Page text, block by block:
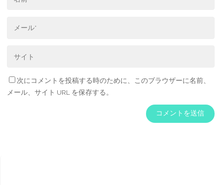
次にコメントを投稿する時のために、このブラウザーに名前、
メール、サイト URL を保存する。